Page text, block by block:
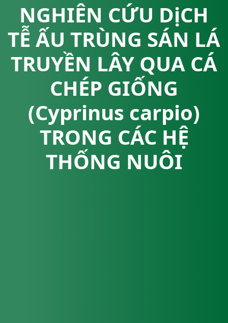
NGHIÊN CỨU DịCH
TỄ ẤU TRÙNG SÁN LÁ
TRUYỀN LÂY QUA CÁ
CHÉP GIỐNG
(Cyprinus carpio)
TRONG CÁC HỆ
THỐNG NUÔI